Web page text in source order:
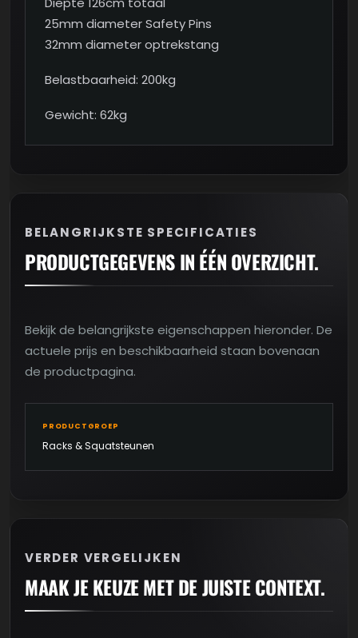
25mm diameter Safety Pins
32mm diameter optrekstang
Belastbaarheid: 200kg
Gewicht: 62kg
BELANGRIJKSTE SPECIFICATIES
PRODUCTGEGEVENS IN ÉÉN OVERZICHT.
Bekijk de belangrijkste eigenschappen hieronder. De
actuele prijs en beschikbaarheid staan bovenaan
de productpagina.
PRODUCTGROEP
Racks & Squatsteunen
VERDER VERGELIJKEN
MAAK JE KEUZE MET DE JUISTE CONTEXT.